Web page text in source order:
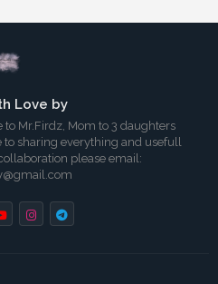
Love by
to Mr.Firdz, Mom to 3 daughters
to sharing everything and usefull
please email: